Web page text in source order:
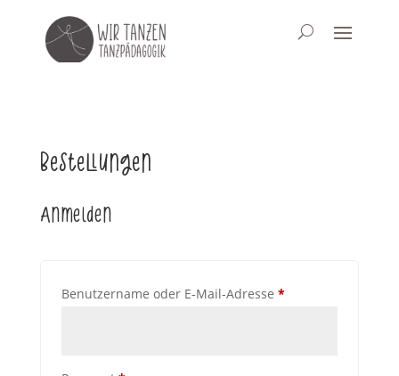
Bestellungen
Anmelden
Benutzername oder E-Mail-Adresse *Erforderlich